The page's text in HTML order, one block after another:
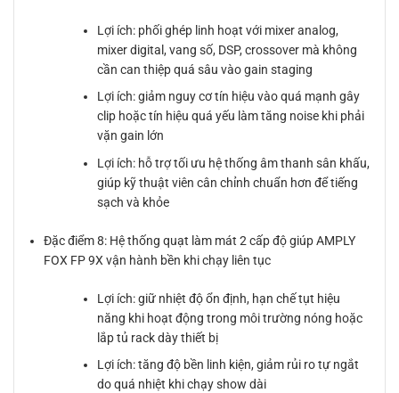
Lợi ích: phối ghép linh hoạt với mixer analog,
mixer digital, vang số, DSP, crossover mà không
cần can thiệp quá sâu vào gain staging
Lợi ích: giảm nguy cơ tín hiệu vào quá mạnh gây
clip hoặc tín hiệu quá yếu làm tăng noise khi phải
vặn gain lớn
Lợi ích: hỗ trợ tối ưu hệ thống âm thanh sân khấu,
giúp kỹ thuật viên cân chỉnh chuẩn hơn để tiếng
sạch và khỏe
Đặc điểm 8: Hệ thống quạt làm mát 2 cấp độ giúp AMPLY
FOX FP 9X vận hành bền khi chạy liên tục
Lợi ích: giữ nhiệt độ ổn định, hạn chế tụt hiệu
năng khi hoạt động trong môi trường nóng hoặc
lắp tủ rack dày thiết bị
Lợi ích: tăng độ bền linh kiện, giảm rủi ro tự ngắt
do quá nhiệt khi chạy show dài